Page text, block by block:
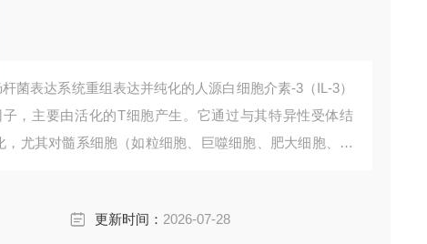
菌表达系统重组表达并纯化的人源白细胞介素-3（IL-3）
，主要由活化的T细胞产生。它通过与其特异性受体结
尤其对髓系细胞（如粒细胞、巨噬细胞、肥大细胞、嗜
更新时间： 2026-07-28